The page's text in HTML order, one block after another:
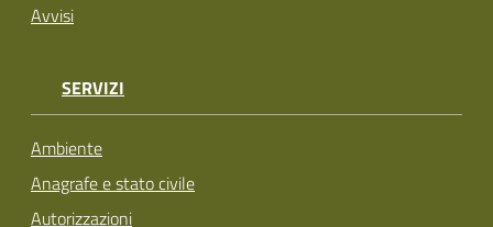
Avvisi
SERVIZI
Ambiente
Anagrafe e stato civile
Autorizzazioni